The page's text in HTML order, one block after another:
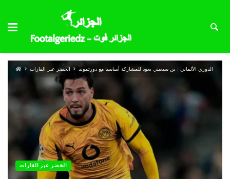
الخضر عبر القارات الدوري الألماني : بن سبعيني يعود للمشاركة أساسيا مع دورتموند
الخضر عبر القارات